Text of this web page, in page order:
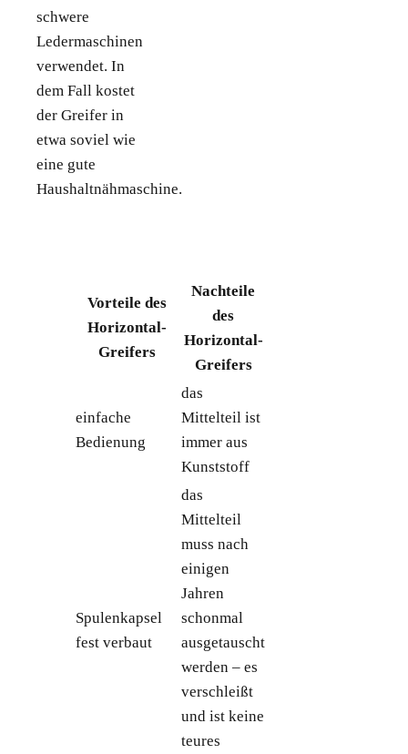
schwere
Ledermaschinen
verwendet. In
dem Fall kostet
der Greifer in
etwa soviel wie
eine gute
Haushaltnähmaschine.
Vorteile des
Horizontal-
Greifers
Nachteile
des
Horizontal-
Greifers
einfache
Bedienung
das
Mittelteil ist
immer aus
Kunststoff
Spulenkapsel
fest verbaut
das
Mittelteil
muss nach
einigen
Jahren
schonmal
ausgetauscht
werden – es
verschleißt
und ist keine
teures